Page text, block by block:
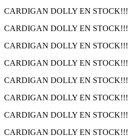
CARDIGAN DOLLY EN STOCK!!!
CARDIGAN DOLLY EN STOCK!!!
CARDIGAN DOLLY EN STOCK!!!
CARDIGAN DOLLY EN STOCK!!!
CARDIGAN DOLLY EN STOCK!!!
CARDIGAN DOLLY EN STOCK!!!
CARDIGAN DOLLY EN STOCK!!!
CARDIGAN DOLLY EN STOCK!!!